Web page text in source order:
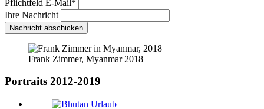
Pflichtfeld E-Mail*
Ihre Nachricht
Nachricht abschicken
Frank Zimmer, Myanmar 2018
Portraits 2012-2019